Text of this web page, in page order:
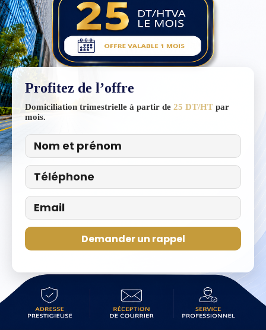
Profitez de l’offre
Domiciliation trimestrielle à partir de 25 DT/HT par
mois.
Demander un rappel